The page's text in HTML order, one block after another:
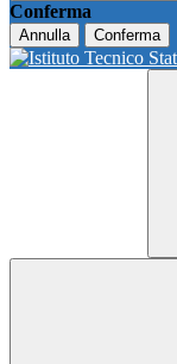
Conferma
Annulla Conferma